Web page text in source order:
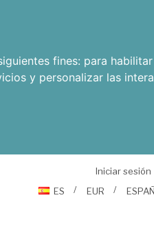
fines: para
y personalizar las
Iniciar sesión
ES
EUR